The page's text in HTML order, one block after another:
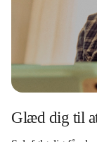
Glæd dig til